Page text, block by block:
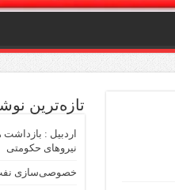
تازه‌ترین
اردبیل :
نیروهای حکومتی
خصوصی‌سازی